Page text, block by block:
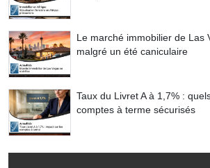
Le marché immobilier de Las
malgré un été caniculaire
Taux du Livret A à 1,7% :
comptes à terme sécurisés